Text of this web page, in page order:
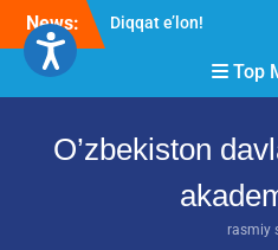
Skip
content
News:
Diqqat e’lon!
2026” tadbiri bo‘lib
RESPUBLIKA ILMIY-
Top
O’zbekiston
rasmiy